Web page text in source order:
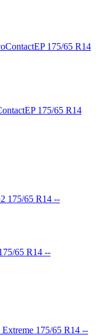
175/65 R14
65 R14 --